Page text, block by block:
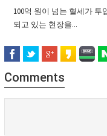
100억 원이 넘는 혈세가
되고 있는 현장을...
Comments